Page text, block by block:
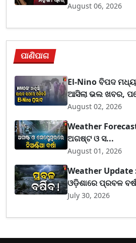
August 06, 2026
ପାଣିପାଗ
El-Nino ବିପଦ
ଆସିଲା ଭଲ ଖବର,
August 02, 2026
Weather
ଅଗଷ୍ଟ ଓ ସ...
August 01, 2026
Weather
ଓଡ଼ିଶାରେ ପ୍ରବଳ
July 30, 2026